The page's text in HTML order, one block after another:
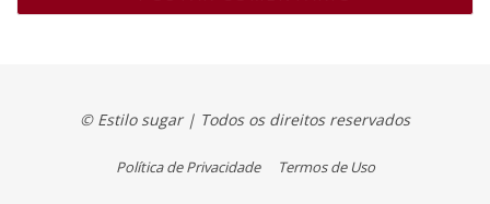
© Estilo sugar | Todos os direitos reservados
Política de Privacidade Termos de Uso